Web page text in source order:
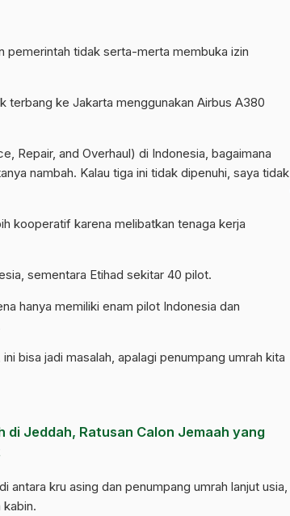
pemerintah tidak serta-merta membuka izin
terbang ke Jakarta menggunakan Airbus A380
Repair, and Overhaul) di Indonesia, bagaimana
nambah. Kalau tiga ini tidak dipenuhi, saya tidak
kooperatif karena melibatkan tenaga kerja
sementara Etihad sekitar 40 pilot.
hanya memiliki enam pilot Indonesia dan
bisa jadi masalah, apalagi penumpang umrah kita
Jeddah, Ratusan Calon Jemaah yang
kru asing dan penumpang umrah lanjut usia,
kabin.